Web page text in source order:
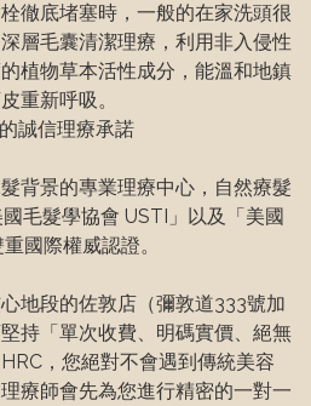
徹底堵塞時，一般的在家洗頭很
層毛囊清潔理療，利用非入侵性
植物草本活性成分，能溫和地鎮
重新呼吸。
誠信理療承諾
背景的專業理療中心，自然療髮
毛髮學協會 USTI」以及「美國
國際權威認證。
地段的佐敦店（彌敦道333號加
持「單次收費、明碼實價、絕無
，您絕對不會遇到傳統美容
療師會先為您進行精密的一對一